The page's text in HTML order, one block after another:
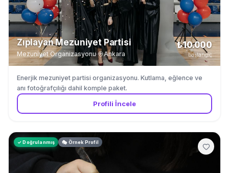
Zıplayan Mezuniyet Partisi
Mezuniyet Organizasyonu· Ankara
₺10.000
başlangıç
Enerjik mezuniyet partisi organizasyonu. Kutlama, eğlence ve
anı fotoğrafçılığı dahil komple paket.
Profili İncele
✓ Doğrulanmış 🎭 Örnek Profil